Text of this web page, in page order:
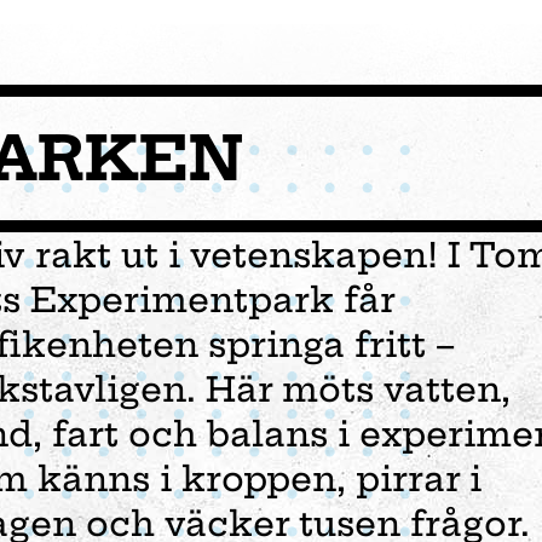
Planera ditt besök
Öppettider
Event
Bröllop
Förskola
Fortbildning
Verksamhet
Vem var Tom Tit?
rakt ut i vetenskapen! I
Experimentpark får
springa fritt –
Här möts vatten,
fart och balans i
känns i kroppen, pirrar i
och väcker tusen frågor.